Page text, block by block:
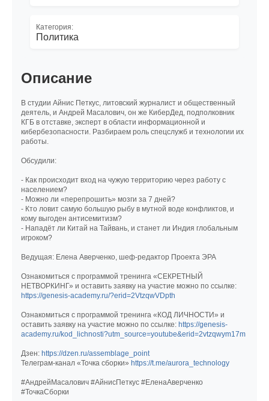
Категория:
Политика
Описание
В студии Айнис Петкус, литовский журналист и общественный
деятель, и Андрей Масалович, он же КиберДед, подполковник
КГБ в отставке, эксперт в области информационной и
кибербезопасности. Разбираем роль спецслужб и технологии их
работы.
Обсудили:
- Как происходит вход на чужую территорию через работу с
населением?
- Можно ли «перепрошить» мозги за 7 дней?
- Кто ловит самую большую рыбу в мутной воде конфликтов, и
кому выгоден антисемитизм?
- Нападёт ли Китай на Тайвань, и станет ли Индия глобальным
игроком?
Ведущая: Елена Аверченко, шеф-редактор Проекта ЭРА
Ознакомиться с программой тренинга «СЕКРЕТНЫЙ
НЕТВОРКИНГ» и оставить заявку на участие можно по ссылке:
https://genesis-academy.ru/?erid=2VtzqwVDpth
Ознакомиться с программой тренинга «КОД ЛИЧНОСТИ» и
оставить заявку на участие можно по ссылке: https://genesis-
academy.ru/kod_lichnosti?utm_source=youtube&erid=2vtzqwym17m
Дзен: https://dzen.ru/assemblage_point
Телеграм-канал «Точка сборки» https://t.me/aurora_technology
#АндрейМасалович #АйнисПеткус #ЕленаАверченко
#ТочкаСборки